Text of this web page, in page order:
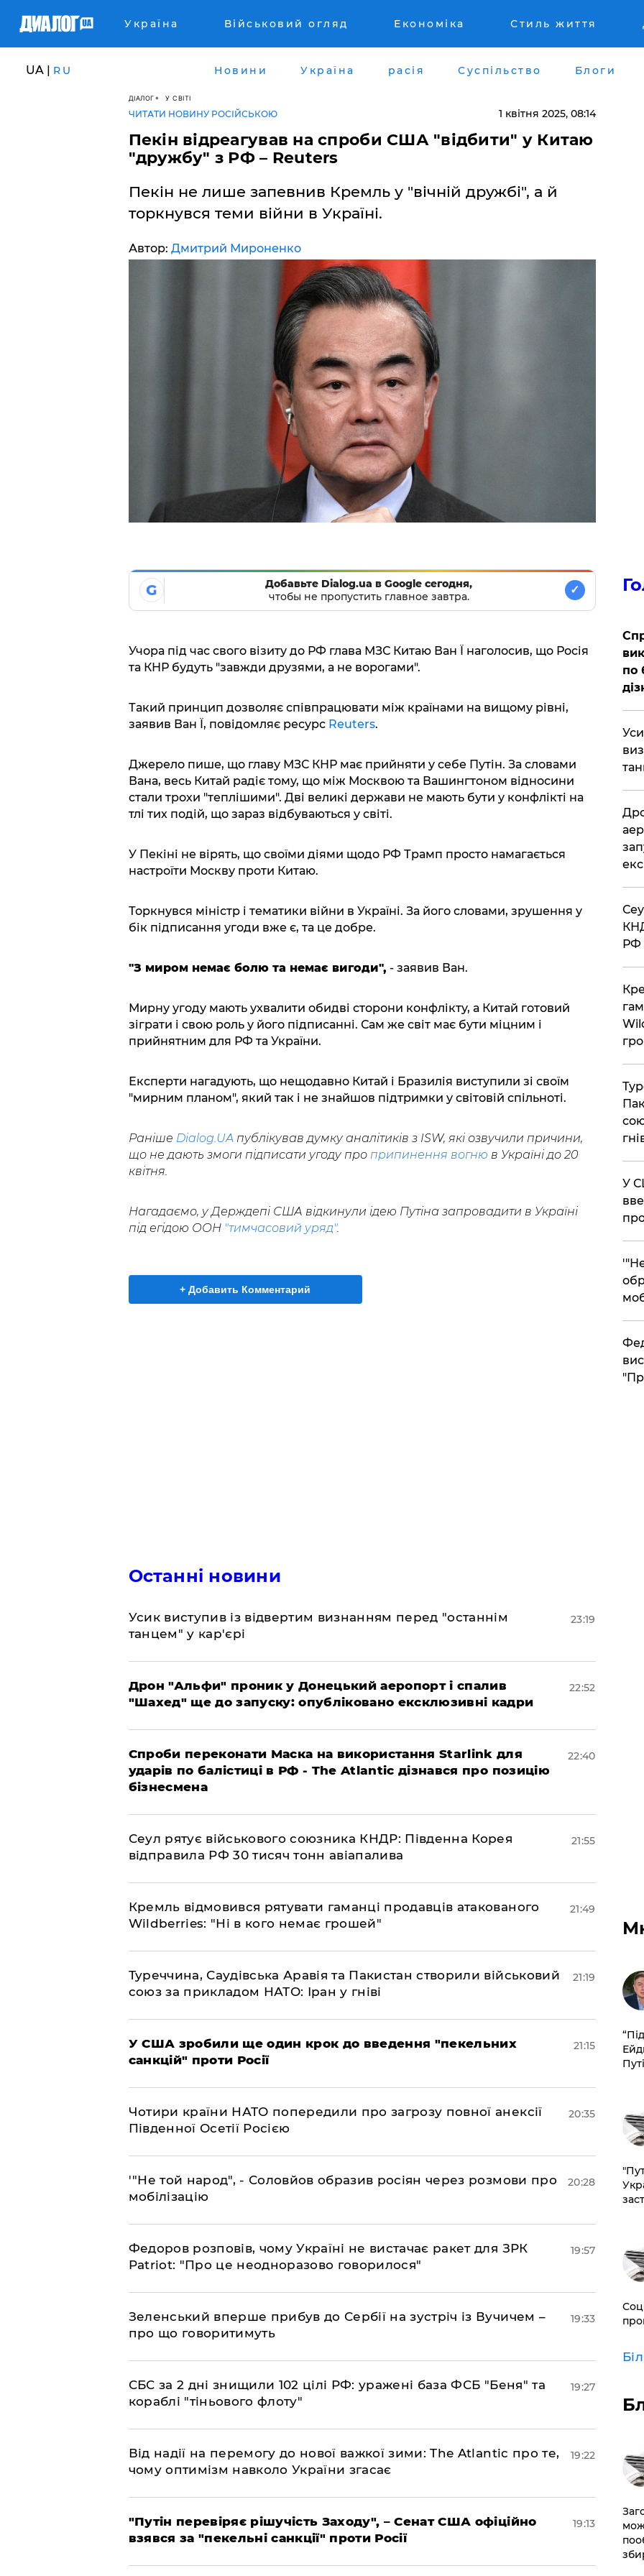
Україна Військовий огляд Економіка Стиль життя
UA | RU Новини Україна расія Суспільство Блоги
ДІАЛОГ У СВІТІ
ЧИТАТИ НОВИНУ РОСІЙСЬКОЮ 1 квітня 2025, 08:14
Пекін відреагував на спроби США "відбити" у Китаю
"дружбу" з РФ – Reuters
Пекін не лише запевнив Кремль у "вічній дружбі", а й
торкнувся теми війни в Україні.
Автор: Дмитрий Мироненко
G
Добавьте Dialog.ua в Google сегодня,
чтобы не пропустить главное завтра.
✓
Учора під час свого візиту до РФ глава МЗС Китаю Ван Ї наголосив, що Росія
та КНР будуть "завжди друзями, а не ворогами".
Такий принцип дозволяє співпрацювати між країнами на вищому рівні,
заявив Ван Ї, повідомляє ресурс Reuters.
Джерело пише, що главу МЗС КНР має прийняти у себе Путін. За словами
Вана, весь Китай радіє тому, що між Москвою та Вашингтоном відносини
стали трохи "теплішими". Дві великі держави не мають бути у конфлікті на
тлі тих подій, що зараз відбуваються у світі.
У Пекіні не вірять, що своїми діями щодо РФ Трамп просто намагається
настроїти Москву проти Китаю.
Торкнувся міністр і тематики війни в Україні. За його словами, зрушення у
бік підписання угоди вже є, та це добре.
"З миром немає болю та немає вигоди", - заявив Ван.
Мирну угоду мають ухвалити обидві сторони конфлікту, а Китай готовий
зіграти і свою роль у його підписанні. Сам же світ має бути міцним і
прийнятним для РФ та України.
Експерти нагадують, що нещодавно Китай і Бразилія виступили зі своїм
"мирним планом", який так і не знайшов підтримки у світовій спільноті.
Раніше Dialog.UA публікував думку аналітиків з ISW, які озвучили причини,
що не дають змоги підписати угоду про припинення вогню в Україні до 20
квітня.
Нагадаємо, у Держдепі США відкинули ідею Путіна запровадити в Україні
під егідою ООН "тимчасовий уряд".
+ Добавить Комментарий
Останні новини
​Усик виступив із відвертим визнанням перед "останнім
танцем" у кар'єрі
23:19
​Дрон "Альфи" проник у Донецький аеропорт і спалив
"Шахед" ще до запуску: опубліковано ексклюзивні кадри
22:52
​Спроби переконати Маска на використання Starlink для
ударів по балістиці в РФ - The Atlantic дізнався про позицію
бізнесмена
22:40
​Сеул рятує військового союзника КНДР: Південна Корея
відправила РФ 30 тисяч тонн авіапалива
21:55
​Кремль відмовився рятувати гаманці продавців атакованого
Wildberries: "Ні в кого немає грошей"
21:49
​Туреччина, Саудівська Аравія та Пакистан створили військовий
союз за прикладом НАТО: Іран у гніві
21:19
​У США зробили ще один крок до введення "пекельних
санкцій" проти Росії
21:15
​Чотири країни НАТО попередили про загрозу повної анексії
Південної Осетії Росією
20:35
​'"Не той народ", - Соловйов образив росіян через розмови про
мобілізацію
20:28
​Федоров розповів, чому Україні не вистачає ракет для ЗРК
Patriot: "Про це неодноразово говорилося"
19:57
​Зеленський вперше прибув до Сербії на зустріч із Вучичем –
про що говоритимуть
19:33
​СБС за 2 дні знищили 102 цілі РФ: уражені база ФСБ "Беня" та
кораблі "тіньового флоту"
19:27
​Від надії на перемогу до нової важкої зими: The Atlantic про те,
чому оптимізм навколо України згасає
19:22
​"Путін перевіряє рішучість Заходу", – Сенат США офіційно
взявся за "пекельні санкції" проти Росії
19:13
по
РФ
​У